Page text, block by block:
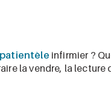
infirmier ?
la vendre, la lecture